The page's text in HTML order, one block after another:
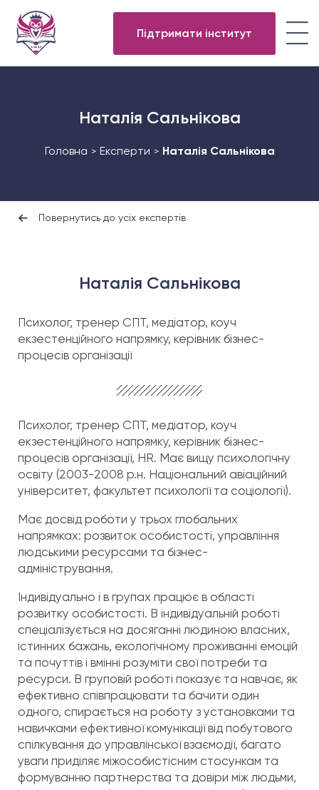
Підтримати інститут
Наталія Сальнікова
Головна > Експерти > Наталія Сальнікова
Повернутись до усіх експертів
Наталія Сальнікова
Психолог, тренер СПТ, медіатор, коуч
екзестенційного напрямку, керівник бізнес-
процесів організації
Психолог, тренер СПТ, медіатор, коуч
екзестенційного напрямку, керівник бізнес-
процесів організації, HR. Має вищу психологічну
освіту (2003-2008 р.н. Національний авіаційний
університет, факультет психології та соціології).
Має досвід роботи у трьох глобальних
напрямках: розвиток особистості, управління
людськими ресурсами та бізнес-
адміністрування.
Індивідуально і в групах працює в області
розвитку особистості. В індивідуальній роботі
спеціалізується на досяганні людиною власних,
істинних бажань, екологічному проживанні емоцій
та почуттів і вмінні розуміти свої потреби та
ресурси. В груповій роботі показує та навчає, як
ефективно співпрацювати та бачити один
одного, спирається на роботу з установками та
навичками ефективної комунікації від побутового
спілкування до управлінської взаємодії, багато
уваги приділяє міжособистісним стосункам та
формуванню партнерства та довіри між людьми,